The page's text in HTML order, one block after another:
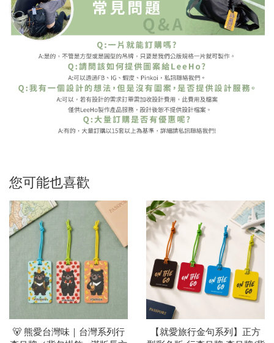
您可能也喜歡
🐻 熊愛台灣味｜台灣系列行
【就愛旅行金句系列】正方